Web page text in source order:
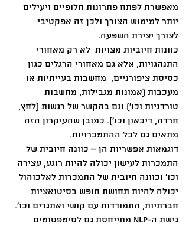
מאפשרת לפתח פתרונות חלופיים ויעילים
יותר למימוש הצורך ולכן זה אפקטיבי
לצורך יצירת השפעה.
כוונות חיוביות מצויות  לא רק מאחורי
התנהגויות, אלא גם מאחורי הרגלים כגון
כסיסת ציפורניים,  מחשבות בעייתיות או
מעכבות (אמונות מגבילות, מחשבות
טורדניות וכו') וגם בהקשר של רגשות (לחץ,
חרדה, דיכאון וכו'). כמובן שהעיקרון הזה
מתאים גם לכל ההתמכרויות.
דוגמאות אפשריות הן – כוונה חיובית של
התמכרות לעישון יכולה להיות רוגע, עצירה
וכו' וכוונה חיובית של התמכרות לאלכוהול
יכולה להיות תחושת חופש בסיטואציות
חברתיות, התמודדות עם קושי ואתגרים וכו'.
גישת ה-NLP מתייחסת גם לסימפטומים